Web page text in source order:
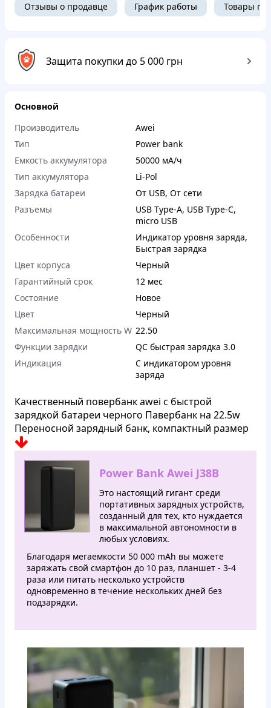
Отзывы о продавце График работы Товары
Защита покупки до 5 000 грн
Основной
Производитель
Awei
Тип
Power bank
Емкость аккумулятора
50000 мА/ч
Тип аккумулятора
Li-Pol
Зарядка батареи
От USB, От сети
Разъемы
USB Type-A, USB Type-C,
micro USB
Особенности
Индикатор уровня заряда,
Быстрая зарядка
Цвет корпуса
Черный
Гарантийный срок
12 мес
Состояние
Новое
Цвет
Черный
Максимальная мощность W 22.50
Функции зарядки
QC быстрая зарядка 3.0
Индикация
С индикатором уровня
заряда
Качественный повербанк awei с быстрой
зарядкой батареи черного Павербанк на 22.5w
Переносной зарядный банк, компактный размер
Power Bank Awei J38B
Это настоящий гигант среди
портативных зарядных устройств,
созданный для тех, кто нуждается
в максимальной автономности в
любых условиях.
Благодаря мегаемкости 50 000 mAh вы можете
заряжать свой смартфон до 10 раз, планшет - 3-4
раза или питать несколько устройств
одновременно в течение нескольких дней без
подзарядки.